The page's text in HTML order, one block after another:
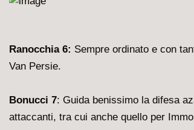
Ranocchia 6: Sempre ordinato e con
Van Persie.
Bonucci 7: Guida benissimo la difesa
attaccanti, tra cui anche quello per